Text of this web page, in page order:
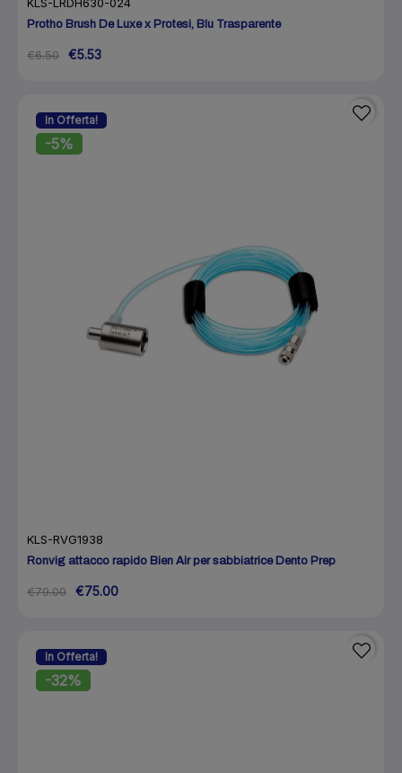
Protho Brush De Luxe x Protesi, Blu Trasparente
€6.50 €5.53
In Offerta!
-5%
KLS-RVG1938
Ronvig attacco rapido Bien Air per sabbiatrice Dento Prep
€79.00 €75.00
In Offerta!
-32%